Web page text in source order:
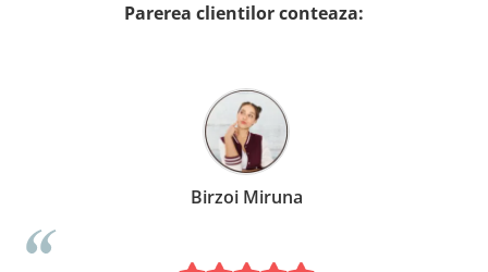
Parerea clientilor conteaza:
Birzoi Miruna